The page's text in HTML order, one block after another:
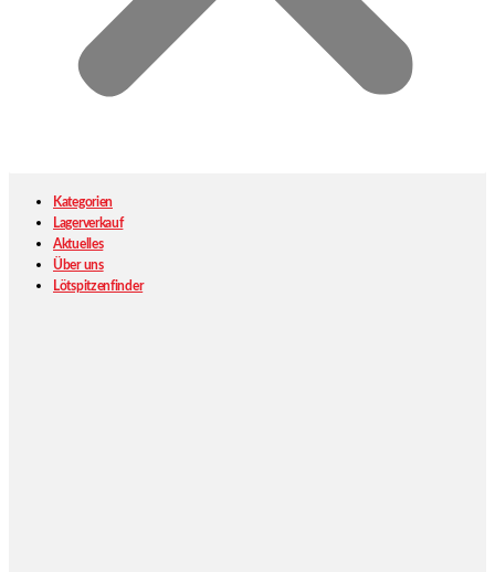
Kategorien
Lagerverkauf
Aktuelles
Über uns
Lötspitzenfinder